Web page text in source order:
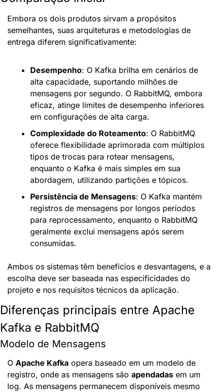
Embora os dois produtos sirvam a propósitos
semelhantes, suas arquiteturas e metodologias de
entrega diferem significativamente:
Desempenho: O Kafka brilha em cenários de
alta capacidade, suportando milhões de
mensagens por segundo. O RabbitMQ, embora
eficaz, atinge limites de desempenho inferiores
em configurações de alta carga.
Complexidade do Roteamento: O RabbitMQ
oferece flexibilidade aprimorada com múltiplos
tipos de trocas para rotear mensagens,
enquanto o Kafka é mais simples em sua
abordagem, utilizando partições e tópicos.
Persistência de Mensagens: O Kafka mantém
registros de mensagens por longos períodos
para reprocessamento, enquanto o RabbitMQ
geralmente exclui mensagens após serem
consumidas.
Ambos os sistemas têm benefícios e desvantagens, e a
escolha deve ser baseada nas especificidades do
projeto e nos requisitos técnicos da aplicação.
Diferenças principais entre Apache
Kafka e RabbitMQ
Modelo de Mensagens
O Apache Kafka opera baseado em um modelo de
registro, onde as mensagens são apendadas em um
log. As mensagens permanecem disponíveis mesmo